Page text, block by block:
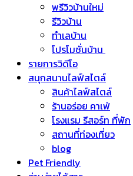
พรีวิวบ้านใหม่
รีวิวบ้าน
ทำเลบ้าน
โปรโมชั่นบ้าน
รายการวิดีโอ
สนุกสนานไลฟ์สไตล์
สินค้าไลฟ์สไตล์
ร้านอร่อย คาเฟ่
โรงแรม รีสอร์ท ที่พัก
สถานที่ท่องเที่ยว
blog
Pet Friendly